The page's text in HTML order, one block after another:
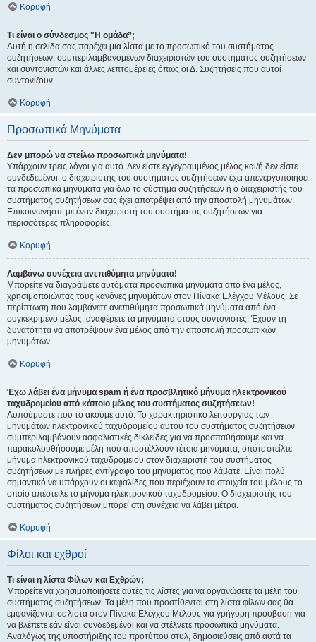
Κορυφή
Τι είναι ο σύνδεσμος "Η ομάδα”;
Αυτή η σελίδα σας παρέχει μια λίστα με το προσωπικό του συστήματος
συζητήσεων, συμπεριλαμβανομένων διαχειριστών του συστήματος συζητήσεων
και συντονιστών και άλλες λεπτομέρειες όπως οι Δ. Συζητήσεις που αυτοί
συντονίζουν.
Κορυφή
Προσωπικά Μηνύματα
Δεν μπορώ να στείλω προσωπικά μηνύματα!
Υπάρχουν τρεις λόγοι για αυτό. Δεν είστε εγγεγραμμένος μέλος και/ή δεν είστε
συνδεδεμένοι, ο διαχειριστής του συστήματος συζητήσεων έχει απενεργοποιήσει
τα προσωπικά μηνύματα για όλο το σύστημα συζητήσεων ή ο διαχειριστής του
συστήματος συζητήσεων σας έχει αποτρέψει από την αποστολή μηνυμάτων.
Επικοινωνήστε με έναν διαχειριστή του συστήματος συζητήσεων για
περισσότερες πληροφορίες.
Κορυφή
Λαμβάνω συνέχεια ανεπιθύμητα μηνύματα!
Μπορείτε να διαγράψετε αυτόματα προσωπικά μηνύματα από ένα μέλος,
χρησιμοποιώντας τους κανόνες μηνυμάτων στον Πίνακα Ελέγχου Μέλους. Σε
περίπτωση που λαμβάνετε ανεπιθύμητα προσωπικά μηνύματα από ένα
συγκεκριμένο μέλος, αναφέρετε τα μηνύματα στους συντονιστές. Έχουν τη
δυνατότητα να αποτρέψουν ένα μέλος από την αποστολή προσωπικών
μηνυμάτων.
Κορυφή
Έχω λάβει ένα μήνυμα spam ή ένα προσβλητικό μήνυμα ηλεκτρονικού
ταχυδρομείου από κάποιο μέλος του συστήματος συζητήσεων!
Λυπούμαστε που το ακούμε αυτό. Το χαρακτηριστικό λειτουργίας των
μηνυμάτων ηλεκτρονικού ταχυδρομείου αυτού του συστήματος συζητήσεων
συμπεριλαμβάνουν ασφαλιστικές δικλείδες για να προσπαθήσουμε και να
παρακολουθήσουμε μέλη που αποστέλλουν τέτοια μηνύματα, οπότε στείλτε
μήνυμα ηλεκτρονικού ταχυδρομείου στον διαχειριστή του συστήματος
συζητήσεων με πλήρες αντίγραφο του μηνύματος που λάβατε. Είναι πολύ
σημαντικό να υπάρχουν οι κεφαλίδες που περιέχουν τα στοιχεία του μέλους το
οποίο απέστειλε το μήνυμα ηλεκτρονικού ταχυδρομείου. Ο διαχειριστής του
συστήματος συζητήσεων μπορεί στη συνέχεια να λάβει μέτρα.
Κορυφή
Φίλοι και εχθροί
Τι είναι η λίστα Φίλων και Εχθρών;
Μπορείτε να χρησιμοποιήσετε αυτές τις λίστες για να οργανώσετε τα μέλη του
συστήματος συζητήσεων. Τα μέλη που προστίθενται στη λίστα φίλων σας θα
εμφανίζονται σε λίστα στον Πίνακα Ελέγχου Μέλους για γρήγορη πρόσβαση για
να βλέπετε εάν είναι συνδεδεμένοι και να στέλνετε προσωπικά μηνύματα.
Αναλόγως της υποστήριξης του προτύπου στυλ, δημοσιεύσεις από αυτά τα